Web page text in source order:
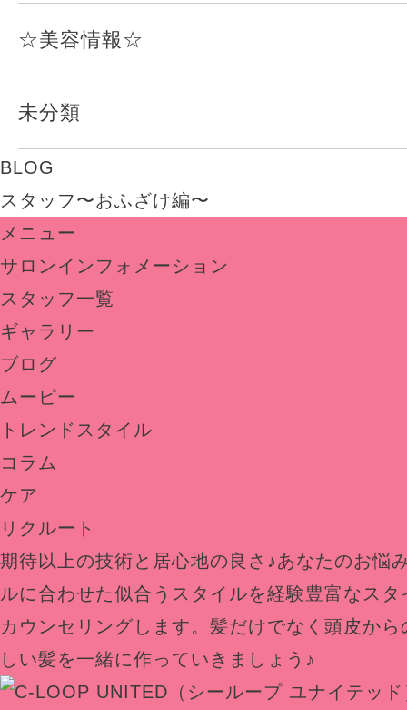
☆美容情報☆
未分類
BLOG
スタッフ〜おふざけ編〜
メニュー
サロンインフォメーション
スタッフ一覧
ギャラリー
ブログ
ムービー
トレンドスタイル
コラム
ケア
リクルート
期待以上の技術と居心地の良さ♪あなたのお悩
ルに合わせた似合うスタイルを経験豊富なス
カウンセリングします。髪だけでなく頭皮か
しい髪を一緒に作っていきましょう♪